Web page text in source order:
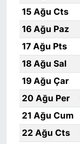
15 Ağu Cts
16 Ağu Paz
17 Ağu Pts
18 Ağu Sal
19 Ağu Çar
20 Ağu Per
21 Ağu Cum
22 Ağu Cts